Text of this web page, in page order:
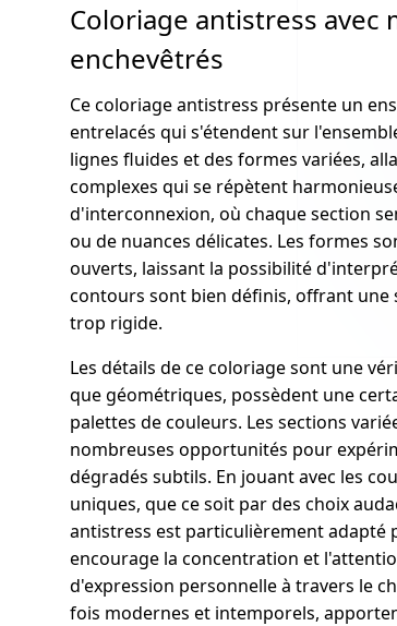
Coloriage antistress
enchevêtrés
Ce coloriage antistress présente un
entrelacés qui s'étendent sur
lignes fluides et des formes variées,
complexes qui se répètent
d'interconnexion, où chaque section
ou de nuances délicates. Les formes
ouverts, laissant la possibilité
contours sont bien définis, offrant
trop rigide.
Les détails de ce coloriage sont une
que géométriques, possèdent une
palettes de couleurs. Les sections
nombreuses opportunités pour
dégradés subtils. En jouant avec les
uniques, que ce soit par des choix
antistress est particulièrement adapté
encourage la concentration et
d'expression personnelle à travers le
fois modernes et intemporels,